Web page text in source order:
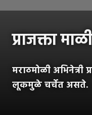
प्राजक्ता माळी
मराठमोळी अभिनेत्री
लूकमुळे चर्चेत असते.